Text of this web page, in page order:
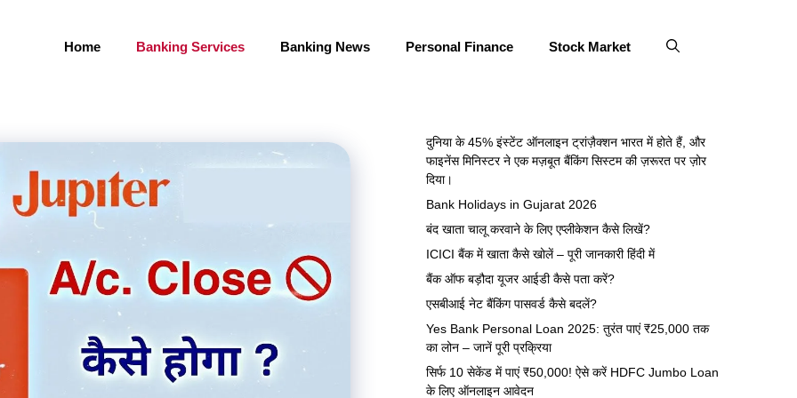
Home Banking Services Banking News Personal Finance Stock Market
दुनिया के 45% इंस्टेंट ऑनलाइन ट्रांज़ैक्शन भारत में होते हैं, और
फाइनेंस मिनिस्टर ने एक मज़बूत बैंकिंग सिस्टम की ज़रूरत पर ज़ोर
दिया।
Bank Holidays in Gujarat 2026
बंद खाता चालू करवाने के लिए एप्लीकेशन कैसे लिखें?
ICICI बैंक में खाता कैसे खोलें – पूरी जानकारी हिंदी में
बैंक ऑफ बड़ौदा यूजर आईडी कैसे पता करें?
एसबीआई नेट बैंकिंग पासवर्ड कैसे बदलें?
Yes Bank Personal Loan 2025: तुरंत पाएं ₹25,000 तक
का लोन – जानें पूरी प्रक्रिया
सिर्फ 10 सेकेंड में पाएं ₹50,000! ऐसे करें HDFC Jumbo Loan
के लिए ऑनलाइन आवेदन